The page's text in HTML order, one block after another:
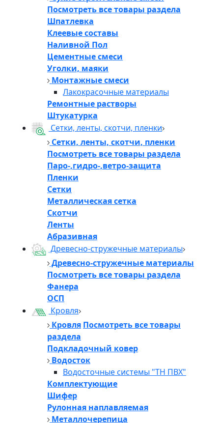
Посмотреть все товары раздела
Шпатлевка
Клеевые составы
Наливной Пол
Цементные смеси
Уголки, маяки
Монтажные смеси
Лакокрасочные материалы
Ремонтные растворы
Штукатурка
Сетки, ленты, скотчи, пленки
Сетки, ленты, скотчи, пленки
Посмотреть все товары раздела
Паро-,гидро-,ветро-защита
Пленки
Сетки
Металлическая сетка
Скотчи
Ленты
Абразивная
Древесно-стружечные материалы
Древесно-стружечные материалы
Посмотреть все товары раздела
Фанера
ОСП
Кровля
Кровля Посмотреть все товары
раздела
Подкладочный ковер
Водосток
Водосточные системы "ТН ПВХ"
Комплектующие
Шифер
Рулонная наплавляемая
Металлочерепица